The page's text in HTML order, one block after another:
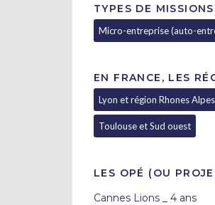
TYPES DE
Micro-entreprise (auto-
EN FRANCE, LES
Lyon et région Rhones Alpes
Toulouse et Sud ouest
LES OPÉ (OU
Cannes Lions _ 4 ans